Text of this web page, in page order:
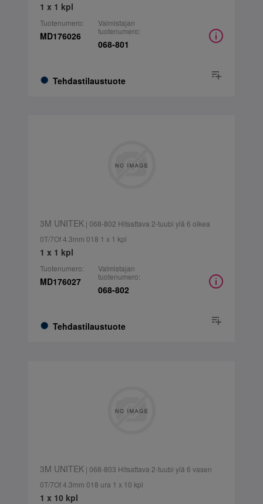
1 x 1 kpl
Tuotenumero:
MD176026
Tehdastilaustuote
Valmistajan
tuotenumero:
068-801
3M UNITEK| 068-802 Hitsattava 2-tuubi ylä 6 oikea
0T/7Of 4.3mm 018 1 x 1 kpl
1 x 1 kpl
Tuotenumero:
MD176027
Tehdastilaustuote
Valmistajan
tuotenumero:
068-802
3M UNITEK| 068-803 Hitsattava 2-tuubi ylä 6 vasen
0T/7Of 4.3mm 018 ura 1 x 10 kpl
1 x 10 kpl